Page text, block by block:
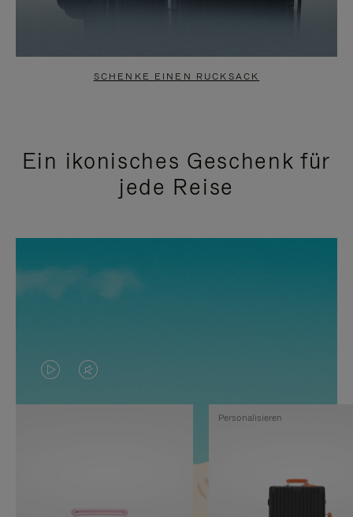
SCHENKE EINEN RUCKSACK
Ein ikonisches Geschenk für
jede Reise
DAS
VIDEO
VIDEO
IST
Personalisieren